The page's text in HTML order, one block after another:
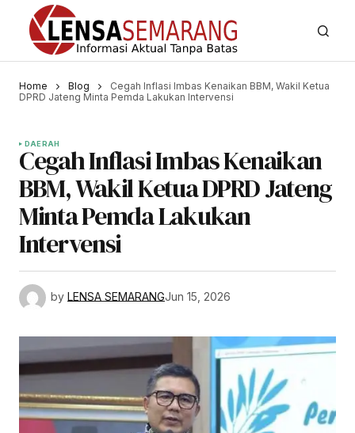
Home Blog
Cegah Inflasi Imbas Kenaikan BBM, Wakil Ketua
DPRD Jateng Minta Pemda Lakukan Intervensi
DAERAH
Cegah Inflasi Imbas Kenaikan
BBM, Wakil Ketua DPRD Jateng
Minta Pemda Lakukan
Intervensi
by LENSA SEMARANGJun 15, 2026